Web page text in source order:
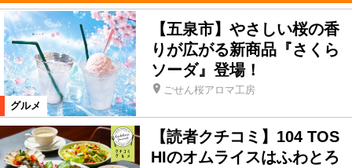
グルメ
【五泉市】やさしい桜の香
りが広がる新商品『さくら
ソーダ』登場！
ごせん桜アロマ工房
【読者クチコミ】104 TOS
HIのオムライスはふわとろ